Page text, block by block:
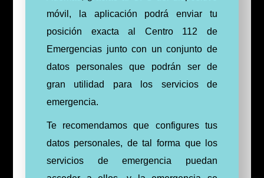
móvil, la aplicación podrá enviar tu
posición exacta al Centro 112 de
Emergencias junto con un conjunto de
datos personales que podrán ser de
gran utilidad para los servicios de
emergencia.
Te recomendamos que configures tus
datos personales, de tal forma que los
servicios de emergencia puedan